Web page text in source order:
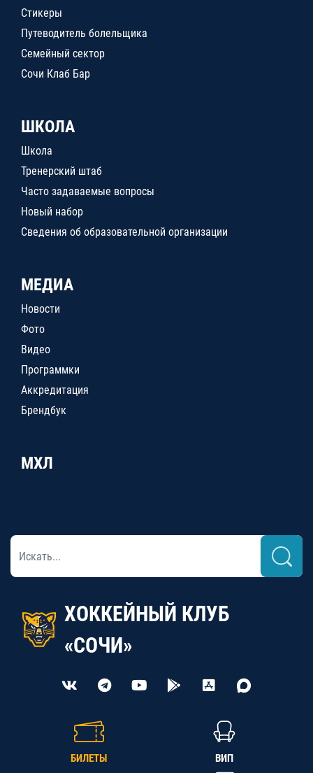
Стикеры
Путеводитель болельщика
Семейный сектор
Сочи Клаб Бар
ШКОЛА
Школа
Тренерский штаб
Часто задаваемые вопросы
Новый набор
Сведения об образовательной организации
МЕДИА
Новости
Фото
Видео
Программки
Аккредитация
Брендбук
МХЛ
ХОККЕЙНЫЙ КЛУБ
«СОЧИ»
БИЛЕТЫ ВИП